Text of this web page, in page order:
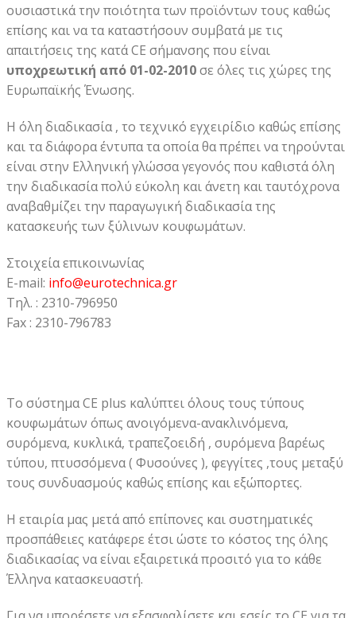
ουσιαστικά την ποιότητα των προϊόντων τους καθώς
επίσης και να τα καταστήσουν συμβατά με τις
απαιτήσεις της κατά CE σήμανσης που είναι
υποχρεωτική από 01-02-2010σε όλες τις χώρες της
Ευρωπαϊκής Ένωσης.
Η όλη διαδικασία , το τεχνικό εγχειρίδιο καθώς επίσης
και τα διάφορα έντυπα τα οποία θα πρέπει να τηρούνται
είναι στην Ελληνική γλώσσα γεγονός που καθιστά όλη
την διαδικασία πολύ εύκολη και άνετη και ταυτόχρονα
αναβαθμίζει την παραγωγική διαδικασία της
κατασκευής των ξύλινων κουφωμάτων.
Στοιχεία επικοινωνίας
E-mail: info@eurotechnica.gr
Τηλ. : 2310-796950
Fax : 2310-796783
Το σύστημα CE plus καλύπτει όλους τους τύπους
κουφωμάτων όπως ανοιγόμενα-ανακλινόμενα,
συρόμενα, κυκλικά, τραπεζοειδή , συρόμενα βαρέως
τύπου, πτυσσόμενα ( Φυσούνες ), φεγγίτες ,τους μεταξύ
τους συνδυασμούς καθώς επίσης και εξώπορτες.
Η εταιρία μας μετά από επίπονες και συστηματικές
προσπάθειες κατάφερε έτσι ώστε το κόστος της όλης
διαδικασίας να είναι εξαιρετικά προσιτό για το κάθε
Έλληνα κατασκευαστή.